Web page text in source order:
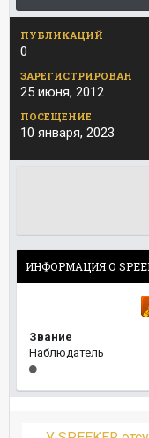
ПУБЛИКАЦИЙ
0
ЗАРЕГИСТРИРОВАН
25 июня, 2012
ПОСЕЩЕНИЕ
10 января, 2023
ИНФОРМАЦИЯ О
Звание
Наблюдатель